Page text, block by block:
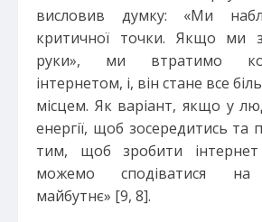
висловив думку: «Ми
критичної точки. Якщо ми
руки», ми втратимо
інтернетом, і, він стане все
місцем. Як варіант, якщо у
енергії, щоб зосередитись
тим, щоб зробити
можемо сподіватися на
майбутнє» [9, 8].